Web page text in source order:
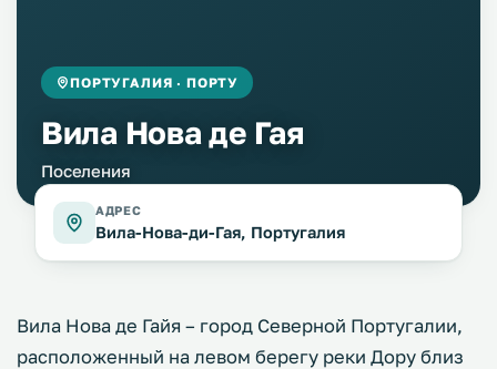
ПОРТУГАЛИЯ · ПОРТУ
Вила Нова де Гая
Поселения
АДРЕС
Вила-Нова-ди-Гая, Португалия
Вила Нова де Гайя – город Северной Португалии,
расположенный на левом берегу реки Дору близ